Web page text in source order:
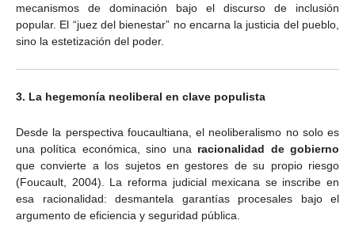
mecanismos de dominación bajo el discurso de inclusión
popular. El “juez del bienestar” no encarna la justicia del pueblo,
sino la estetización del poder.
3. La hegemonía neoliberal en clave populista
Desde la perspectiva foucaultiana, el neoliberalismo no solo es
una política económica, sino una racionalidad de gobierno
que convierte a los sujetos en gestores de su propio riesgo
(Foucault, 2004). La reforma judicial mexicana se inscribe en
esa racionalidad: desmantela garantías procesales bajo el
argumento de eficiencia y seguridad pública.